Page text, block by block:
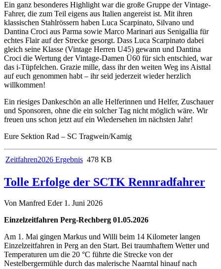
Ein ganz besonderes Highlight war die große Gruppe der Vintage-
Fahrer, die zum Teil eigens aus Italien angereist ist. Mit ihren
klassischen Stahlrössern haben Luca Scarpinato, Silvano und
Dantina Croci aus Parma sowie Marco Marinari aus Senigallia für
echtes Flair auf der Strecke gesorgt. Dass Luca Scarpinato dabei
gleich seine Klasse (Vintage Herren U45) gewann und Dantina
Croci die Wertung der Vintage-Damen Ü60 für sich entschied, war
das i-Tüpfelchen. Grazie mille, dass ihr den weiten Weg ins Aisttal
auf euch genommen habt – ihr seid jederzeit wieder herzlich
willkommen!
Ein riesiges Dankeschön an alle Helferinnen und Helfer, Zuschauer
und Sponsoren, ohne die ein solcher Tag nicht möglich wäre. Wir
freuen uns schon jetzt auf ein Wiedersehen im nächsten Jahr!
Eure Sektion Rad – SC Tragwein/Kamig
Zeitfahren2026 Ergebnis 478 KB
Tolle Erfolge der SCTK Rennradfahrer
Von Manfred Eder 1. Juni 2026
Einzelzeitfahren Perg-Rechberg 01.05.2026
Am 1. Mai gingen Markus und Willi beim 14 Kilometer langen
Einzelzeitfahren in Perg an den Start. Bei traumhaftem Wetter und
Temperaturen um die 20 °C führte die Strecke von der
Nestelbergermühle durch das malerische Naarntal hinauf nach